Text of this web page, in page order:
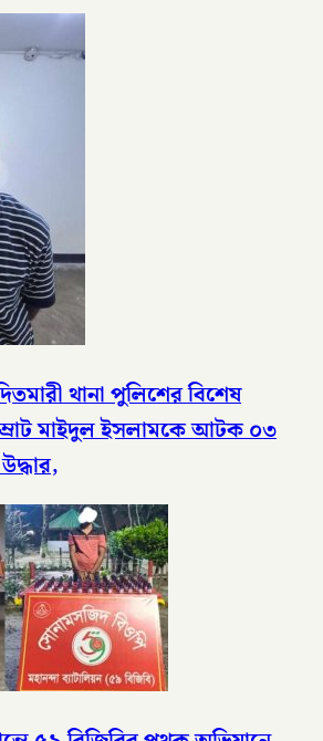
থানা পুলিশের বিশেষ
মাইদুল ইসলামকে আটক ০৩